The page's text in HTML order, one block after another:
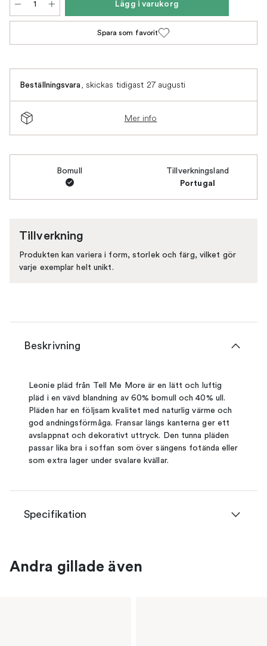
Lägg i varukorg
Spara som favorit
Beställningsvara, skickas tidigast 27 augusti
Mer info
Bomull Tillverkningsland
Portugal
Tillverkning
Produkten kan variera i form, storlek och färg, vilket gör
varje exemplar helt unikt.
Beskrivning
Leonie pläd från Tell Me More är en lätt och luftig
pläd i en vävd blandning av 60% bomull och 40% ull.
Pläden har en följsam kvalitet med naturlig värme och
god andningsförmåga. Fransar längs kanterna ger ett
avslappnat och dekorativt uttryck. Den tunna pläden
passar lika bra i soffan som över sängens fotända eller
som extra lager under svalare kvällar.
Specifikation
Andra gillade även